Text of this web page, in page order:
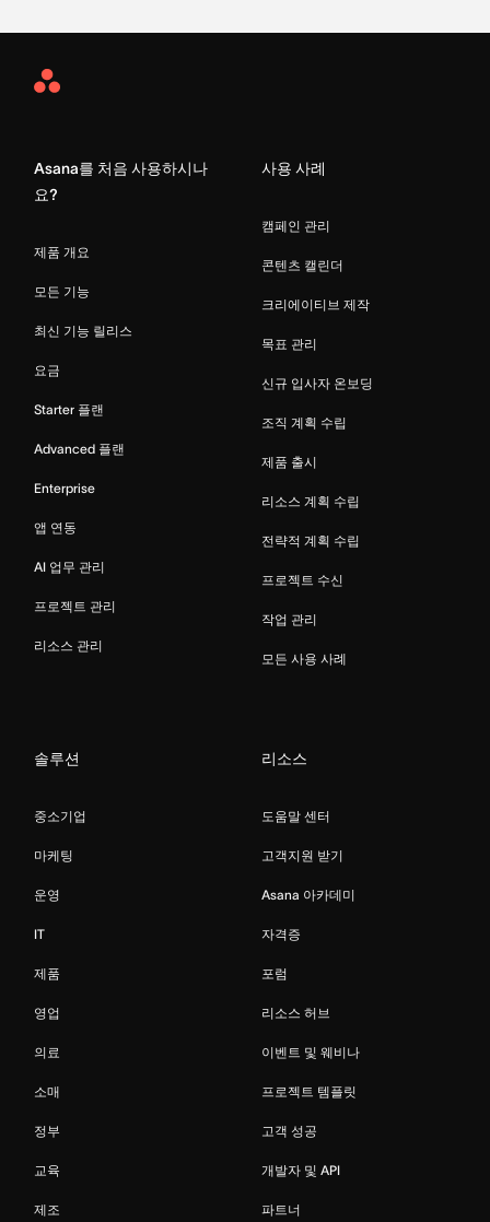
Asana
Asana를 처음 사용하시나
요?
제품 개요
모든 기능
최신 기능 릴리스
요금
Starter 플랜
Advanced 플랜
Enterprise
앱 연동
AI 업무 관리
프로젝트 관리
리소스 관리
사용 사례
캠페인 관리
콘텐츠 캘린더
크리에이티브 제작
목표 관리
신규 입사자 온보딩
조직 계획 수립
제품 출시
리소스 계획 수립
전략적 계획 수립
프로젝트 수신
작업 관리
모든 사용 사례
솔루션
중소기업
마케팅
운영
IT
제품
영업
의료
소매
정부
교육
제조
리소스
도움말 센터
고객지원 받기
Asana 아카데미
자격증
포럼
리소스 허브
이벤트 및 웨비나
프로젝트 템플릿
고객 성공
개발자 및 API
파트너